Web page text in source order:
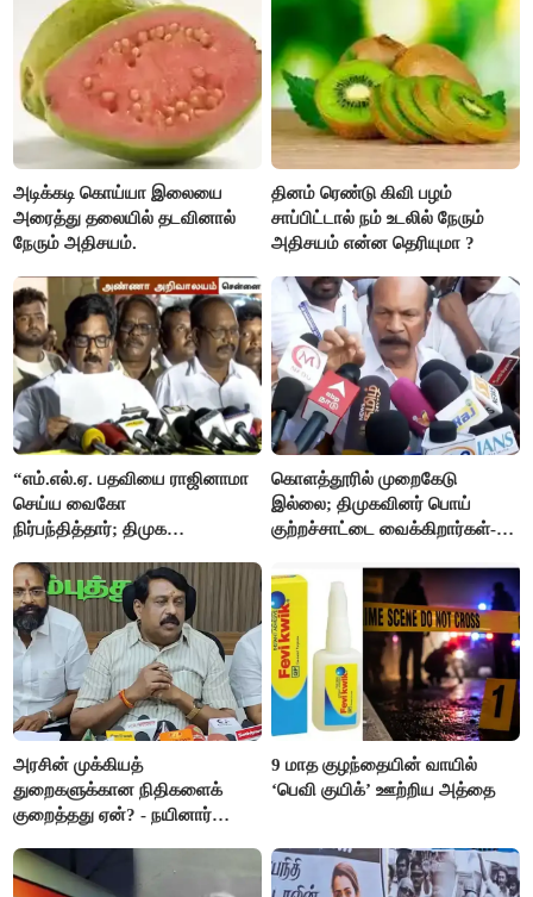
அடிக்கடி கொய்யா இலையை
அரைத்து தலையில் தடவினால்
நேரும் அதிசயம்.
தினம் ரெண்டு கிவி பழம்
சாப்பிட்டால் நம் உடலில் நேரும்
அதிசயம் என்ன தெரியுமா ?
“எம்.எல்.ஏ. பதவியை ராஜினாமா
செய்ய வைகோ
நிர்பந்தித்தார்; திமுக
தொடர்கிறோம்”- மதிமுக
எம்.எல்.ஏக்கள் பரபரப்பு பேட்டி
கொளத்தூரில் முறைகேடு
இல்லை; திமுகவினர் பொய்
குற்றச்சாட்டை வைக்கிறார்கள்-
அரசின் முக்கியத்
துறைகளுக்கான நிதிகளைக்
குறைத்தது ஏன்? - நயினார்
9 மாத குழந்தையின் வாயில்
‘பெவி குயிக்’ ஊற்றிய அத்தை